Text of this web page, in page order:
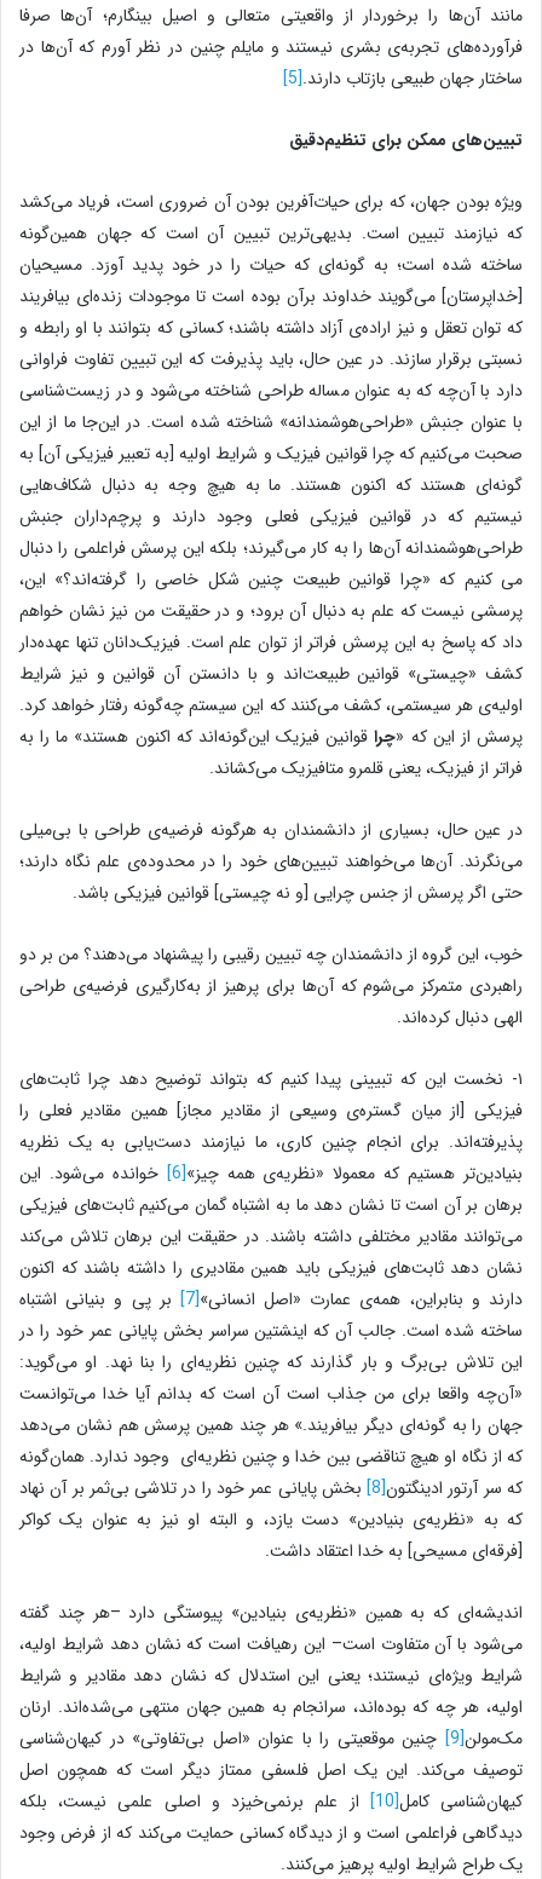
مانند آن‌ها را برخوردار از واقعیتی متعالی و اصیل بینگارم؛ آن‌ها صرفا
فرآورده‌های تجربه‌ی بشری نیستند و مایلم چنین در نظر آورم که آن‌ها در
ساختار جهان طبیعی بازتاب دارند.[5]
تبیینهای ممکن برای تنظیم‌دقیق
ویژه بودن جهان، که برای حیات‌آفرین بودن آن ضروری است، فریاد می‌کشد
که نیازمند تبیین است. بدیهی‌ترین تبیین آن است که جهان همین‌گونه
ساخته شده است؛ به‌ گونه‌ای که حیات را در خود پدید آورَد. مسیحیان
[خداپرستان] می‌گویند خداوند برآن بوده است تا موجودات زنده‌ای بیافریند
که توان تعقل و نیز اراده‌ی آزاد داشته باشند؛ کسانی که بتوانند با او رابطه و
نسبتی برقرار سازند. در عین حال، باید پذیرفت که این تبیین تفاوت فراوانی
دارد با آن‌چه که به عنوان مساله طراحی شناخته می‌شود و در زیست‌شناسی
با عنوان جنبش «طراحی‌هوشمندانه» شناخته شده است. در این‌جا ما از این
صحبت می‌کنیم که چرا قوانین فیزیک و شرایط اولیه [به تعبیر فیزیکی آن] به
گونه‌ای هستند که اکنون هستند. ما به هیچ وجه به دنبال شکاف‌هایی
نیستیم که در قوانین فیزیکی فعلی وجود دارند و پرچم‌داران جنبش
طراحی‌هوشمندانه آن‌ها را به کار می‌گیرند؛ بلکه این پرسش فراعلمی را دنبال
می کنیم که «چرا قوانین طبیعت چنین شکل خاصی را گرفته‌اند؟» این،
پرسشی نیست که علم به دنبال آن برود؛ و در حقیقت من نیز نشان خواهم
داد که پاسخ به این پرسش فراتر از توان علم است. فیزیک‌دانان تنها عهده‌دار
کشف «چیستی» قوانین طبیعت‌اند و با دانستن آن قوانین و نیز شرایط
اولیه‌ی‌ هر سیستمی، کشف می‌کنند که این سیستم چه‌گونه رفتار خواهد کرد.
پرسش از این که «چراقوانین فیزیک این‌گونه‌اند که اکنون هستند» ما را به
فراتر از فیزیک، یعنی قلمرو متافیزیک می‌کشاند.
در عین حال، بسیاری از دانشمندان به هرگونه فرضیه‌ی طراحی با بی‌میلی
می‌نگرند. آن‌ها می‌خواهند تبیین‌های خود را در محدوده‌ی علم نگاه دارند؛
حتی اگر پرسش از جنس چرایی [و نه چیستی] قوانین فیزیکی باشد.
خوب، این گروه از دانشمندان چه تبیین رقیبی را پیشنهاد می‌دهند؟ من بر دو
راهبردی متمرکز می‌شوم که آن‌ها برای پرهیز از به‌کارگیری فرضیه‌ی طراحی
الهی دنبال کرده‌اند.
۱- نخست این که تبیینی پیدا کنیم که بتواند توضیح دهد چرا ثابت‌‌های
فیزیکی [از میان گستره‌ی وسیعی از مقادیر مجاز] همین مقادیر فعلی را
پذیرفته‌اند. برای انجام چنین کاری، ما نیازمند دست‌یابی به یک نظریه
بنیادین‌تر هستیم که معمولا «نظریه‌ی همه چیز»[6]
خوانده می‌شود. این
برهان بر آن است تا نشان دهد ما به اشتباه گمان می‌کنیم ثابت‌های فیزیکی
می‌توانند مقادیر مختلفی داشته باشند. در حقیقت این برهان تلاش می‌کند
نشان دهد ثابت‌های فیزیکی باید همین مقادیری را داشته باشند که اکنون
دارند و بنابراین، همه‌ی عمارت «اصل انسانی»[7]
بر پی و بنیانی اشتباه
ساخته شده است. جالب آن که اینشتین سراسر بخش پایانی عمر خود را در
این تلاش بی‌برگ و بار گذارند که چنین نظریه‌ای را بنا نهد. او می‌گوید:
«آن‌چه واقعا برای من جذاب است آن است که بدانم آیا خدا می‌توانست
جهان را به گونه‌ای دیگر بیافریند.» هر چند همین پرسش هم نشان می‌دهد
که از نگاه او هیچ تناقضی بین خدا و چنین نظریه‌ای وجود ندارد. همان‌گونه
که سر آرتور ادینگتون[8]
بخش پایانی عمر خود را در تلاشی بی‌ثمر بر آن نهاد
که به «نظریه‌ی بنیادین» دست یازد، و البته او نیز به عنوان یک کواکر
[فرقه‌ای مسیحی] به خدا اعتقاد داشت.
اندیشه‌ای که به همین «نظریه‌ی بنیادین» پیوستگی دارد –هر چند گفته
می‌شود با آن متفاوت است– این رهیافت است که نشان دهد شرایط اولیه،
شرایط ویژه‌ای نیستند؛ یعنی این استدلال که نشان دهد مقادیر و شرایط
اولیه، هر چه که بوده‌اند، سرانجام به همین جهان منتهی می‌شده‌اند. ارنان
مک‌مولن[9]
چنین موقعیتی را با عنوان «اصل بی‌تفاوتی» در کیهان‌شناسی
توصیف می‌کند. این یک اصل فلسفی ممتاز دیگر است که همچون اصل
کیهان‌شناسی کامل[10]
از علم برنمی‌خیزد و اصلی علمی نیست، بلکه
دیدگاهی فراعلمی است و از دیدگاه کسانی حمایت می‌کند که از فرض وجود
یک طراح شرایط اولیه پرهیز می‌کنند.